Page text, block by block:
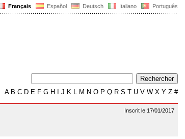
Français Español Deutsch Italiano Português
AB C D E F G H J K L M N O P Q R S T U V W X Y Z #
Inscrit le 17/01/2017